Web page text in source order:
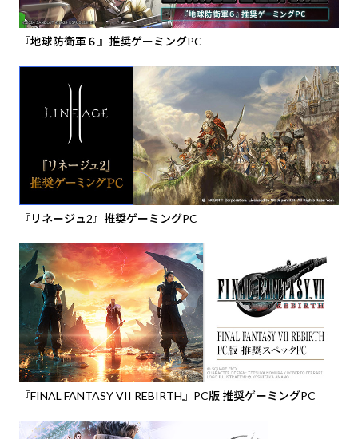
『地球防衛軍６』推奨ゲーミングPC
『リネージュ2』推奨ゲーミングPC
『FINAL FANTASY VII REBIRTH』PC版 推奨ゲーミングPC